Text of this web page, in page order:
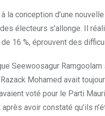
la conception d’une
électeurs s’allonge. Il
16 %, éprouvent des
Seewoosagur
Mohamed avait
voté pour le Parti
avoir constaté qu’ils